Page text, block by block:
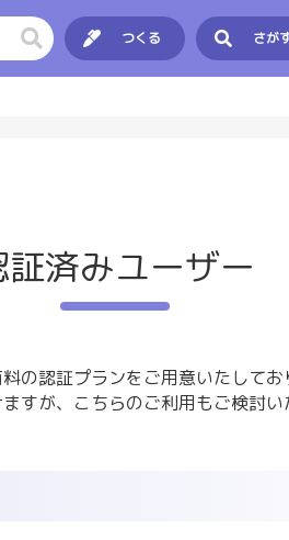
つくる さが
証済みユーザー
の認証プランをご用意いたして
すが、こちらのご利用もご検討い